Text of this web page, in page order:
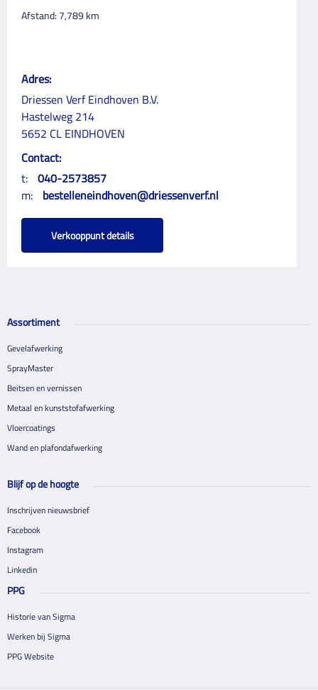
Afstand: 7,789km
Adres:
Driessen Verf Eindhoven B.V.
Hastelweg 214
5652 CL EINDHOVEN
Contact:
t: 040-2573857
m:
bestelleneindhoven@driessenverf.nl
Verkooppunt details
Assortiment
Gevelafwerking
SprayMaster
Beitsen en vernissen
Metaal en kunststofafwerking
Vloercoatings
Wand en plafondafwerking
Blijf op de hoogte
Inschrijven nieuwsbrief
Facebook
Instagram
Linkedin
PPG
Historie van Sigma
Werken bij Sigma
PPG Website